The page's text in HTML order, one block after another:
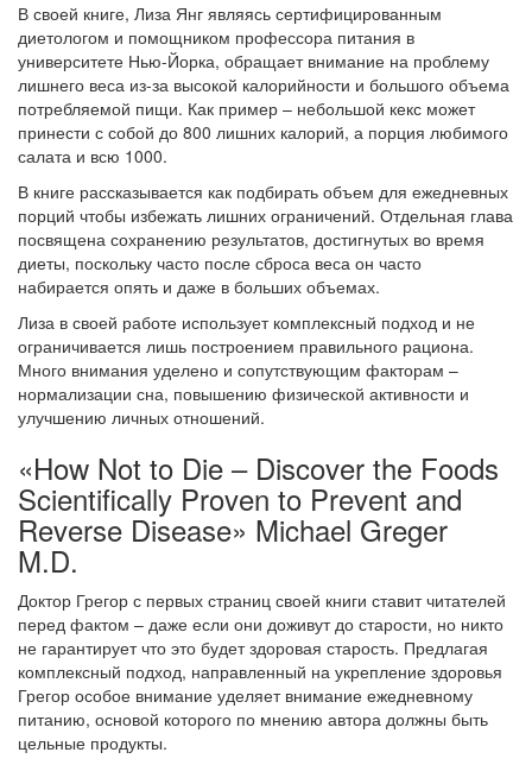
В своей книге, Лиза Янг являясь сертифицированным
диетологом и помощником профессора питания в
университете Нью-Йорка, обращает внимание на проблему
лишнего веса из-за высокой калорийности и большого объема
потребляемой пищи. Как пример – небольшой кекс может
принести с собой до 800 лишних калорий, а порция любимого
салата и всю 1000.
В книге рассказывается как подбирать объем для ежедневных
порций чтобы избежать лишних ограничений. Отдельная глава
посвящена сохранению результатов, достигнутых во время
диеты, поскольку часто после сброса веса он часто
набирается опять и даже в больших объемах.
Лиза в своей работе использует комплексный подход и не
ограничивается лишь построением правильного рациона.
Много внимания уделено и сопутствующим факторам –
нормализации сна, повышению физической активности и
улучшению личных отношений.
«How Not to Die – Discover the Foods
Scientifically Proven to Prevent and
Reverse Disease» Michael Greger
M.D.
Доктор Грегор с первых страниц своей книги ставит читателей
перед фактом – даже если они доживут до старости, но никто
не гарантирует что это будет здоровая старость. Предлагая
комплексный подход, направленный на укрепление здоровья
Грегор особое внимание уделяет внимание ежедневному
питанию, основой которого по мнению автора должны быть
цельные продукты.